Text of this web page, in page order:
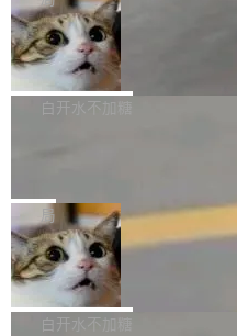
l 迁移或唤醒时，新宿主从 S3
库继续执行。存储库是持久化的
te 17 Pro、OPPO K15，要么
样的次旗舰。 Galaxy Z Fold8
Z Flip8三款折叠屏新机均在7月
部搭载骁龙8 Elite Gen5 for
本控制系统。目前处于 Early
ltaDB 的核心思路直接写在
眼的位置：「Software is made
mits」——软件是在 commit 之
是把这段空隙补上。 回退到任
aDB 捕获 commit 之间的每一次
SpaceXAI 单季资本开支达
根据风险投资人Tomer Tunguz
析）披露的最新分析与第二季度
微软同期总资本开支的四成。
bet、微软以及 Meta 等传统科
ceXAI的资金消耗速度尤为引人
撑庞大支出的资金来源却呈现
貌。数据显示，微软和 Meta
白开水不加糖
一个在终端里运行的编程 agent
1.2，驱动这个 agent 的新模型
你可以用 curl -fsSL https://
sh | bash 安装一个能在大项目
代码、验证结果的 AI 终端工具
局
美团开源 LoHoSearch，用
准 AI 能力认知
机器出题的前提，是让机器拥
构建流程可以分为四个环节：
白开水不加糖